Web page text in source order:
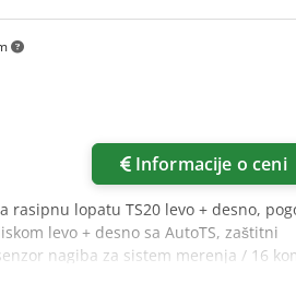
Informacije o ceni
rasipnu lopatu TS20 levo + desno,
levo + desno sa AutoTS, zaštitni
nagiba za sistem merenja / 16